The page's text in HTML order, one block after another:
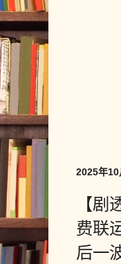
2025年10
【
费联
后一